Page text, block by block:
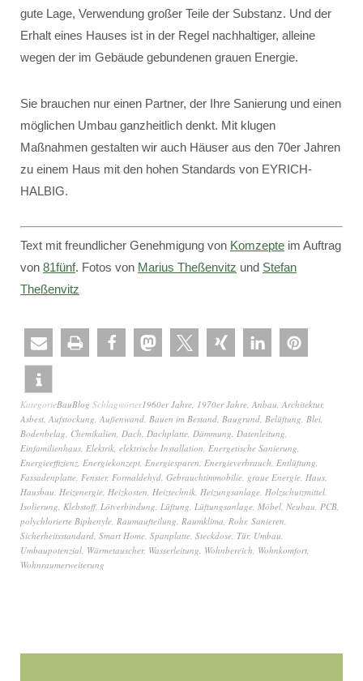
gute Lage, Verwendung großer Teile der Substanz. Und der
Erhalt eines Hauses ist in der Regel nachhaltiger, alleine
wegen der im Gebäude gebundenen grauen Energie.
Sie brauchen nur einen Partner, der Ihre Sanierung und einen
möglichen Umbau ganzheitlich denkt. Mit klugen
Maßnahmen gestalten wir auch Häuser aus den 70er Jahren
zu einem Haus mit den hohen Standards von EYRICH-
HALBIG.
Text mit freundlicher Genehmigung von Komzepte im Auftrag
von 81fünf. Fotos von Marius Theßenvitz und Stefan
Theßenvitz
KategorieBauBlog Schlagwörter1960er Jahre, 1970er Jahre, Anbau, Architektur,
Asbest, Aufstockung, Außenwand, Bauen im Bestand, Baugrund, Belüftung, Blei,
Bodenbelag, Chemikalien, Dach, Dachplatte, Dämmung, Datenleitung,
Einfamilienhaus, Elektrik, elektrische Installation, Energetische Sanierung,
Energieeffizienz, Energiekonzept, Energiesparen, Energieverbrauch, Entlüftung,
Fassadenplatte, Fenster, Formaldehyd, Gebrauchtimmobilie, graue Energie, Haus,
Hausbau, Heizenergie, Heizkosten, Heiztechnik, Heizungsanlage, Holzschutzmittel,
Isolierung, Klebstoff, Lötverbindung, Lüftung, Lüftungsanlage, Möbel, Neubau, PCB,
polychlorierte Biphenyle, Raumaufteilung, Raumklima, Rohr, Sanieren,
Sicherheitsstandard, Smart Home, Spanplatte, Steckdose, Tür, Umbau,
Umbaupotenzial, Wärmetauscher, Wasserleitung, Wohnbereich, Wohnkomfort,
Wohnraumerweiterung